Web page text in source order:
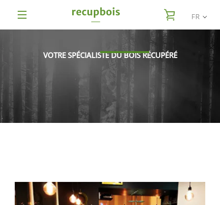
VOIR LE
FR
VOTRE SPÉCIALISTE DU BOIS RÉCUPÉRÉ